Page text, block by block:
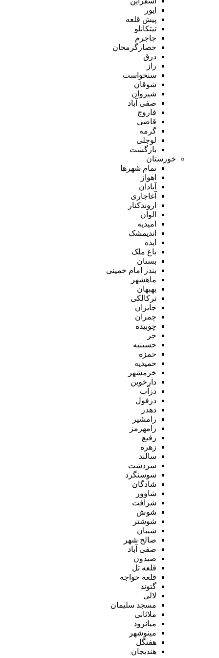
ایور
پیش قلعه
تیتکانلو
جاجرم
حصارگرمخان
درق
راز
سنخواست
شوقان
شیروان
صفی آباد
فاروج
قاضی
گرمه
لوجلی
بازگشت
خوزستان
تمام شهر‌ها
اهواز
آبادان
آغاجاری
اروندکنار
الوان
امیدیه
اندیمشک
ایذه
باغ ملک
بستان
بندر امام خمینی
ماهشهر
بهبهان
ترکالکی
جایزان
چمران
چوبیده
حر
حسینیه
حمزه
حمیدیه
خرمشهر
دارخوین
دزآب
دزفول
دهدز
رامشیر
رامهرمز
رفیع
زهره
سالند
سردشت
سوسنگرد
شادگان
شاوور
شرافت
شوش
شوشتر
شیبان
صالح شهر
صفی آباد
صیدون
قلعه تل
قلعه خواجه
گتوند
لالی
مسجد سلیمان
ملاثانی
میانرود
مینوشهر
هفتگل
هندیجان